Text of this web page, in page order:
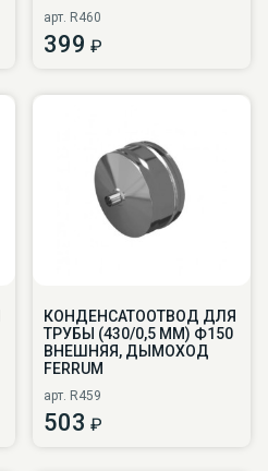
арт. R460
399 ₽
КОНДЕНСАТООТВОД ДЛЯ
ТРУБЫ (430/0,5 ММ) Ф150
ВНЕШНЯЯ, ДЫМОХОД
FERRUM
арт. R459
503 ₽